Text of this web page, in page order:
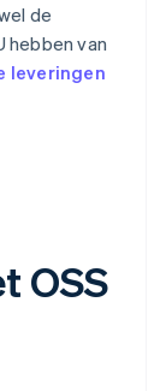
de
hebben van
leveringen
OSS